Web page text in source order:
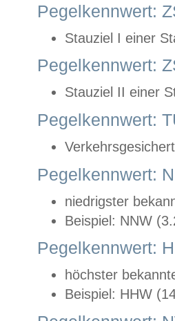
Pegelkennwert:
Stauziel I einer
Pegelkennwert:
Stauziel II einer
Pegelkennwert:
Pegelkennwert:
niedrigster
Beispiel: NNW
Pegelkennwert:
höchster
Beispiel: HHW